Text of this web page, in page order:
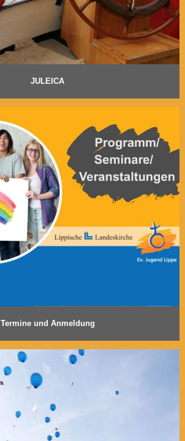
JULEICA
Termine und Anmeldung